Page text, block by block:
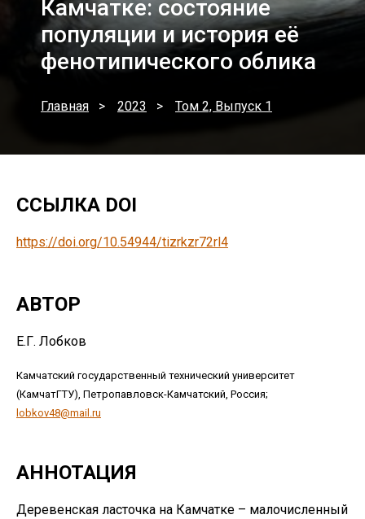
Камчатке: состояние
популяции и история её
фенотипического облика
Главная 2023 Том 2, Выпуск 1
ССЫЛКА DOI
https://doi.org/10.54944/tizrkzr72rl4
АВТОР
Е.Г. Лобков
Камчатский государственный технический университет
(КамчатГТУ), Петропавловск-Камчатский, Россия;
lobkov48@mail.ru
АННОТАЦИЯ
Деревенская ласточка на Камчатке – малочисленный